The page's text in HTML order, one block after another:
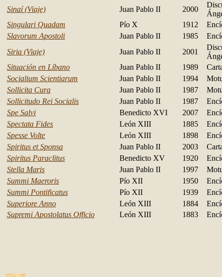
Sinaí (Viaje)
Juan Pablo II 2000
Singulari Quadam
Pío X 1912
Slavorum Apostoli
Juan Pablo II 1985
Siria (Viaje)
Juan Pablo II 2001
Situación en Líbano
Juan Pablo II 1989
Socialium Scientiarum
Juan Pablo II 1994
Sollicita Cura
Juan Pablo II 1987
Sollicitudo Rei Socialis
Juan Pablo II 1987
Spe Salvi
Benedicto XVI 2007
Spectata Fides
León XIII 1885
Spesse Volte
León XIII 1898
Spiritus et Sponsa
Juan Pablo II 2003
Spiritus Paraclitus
Benedicto XV 1920
Stella Maris
Juan Pablo II 1997
Summi Maeroris
Pío XII 1950
Summi Pontificatus
Pío XII 1939
Superiore Anno
León XIII 1884
Supremi Apostolatus Officio
León XIII 1883